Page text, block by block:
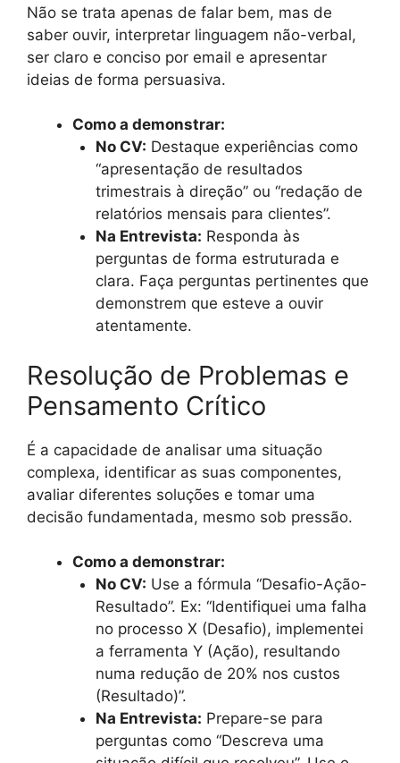
Não se trata apenas de falar bem, mas de
saber ouvir, interpretar linguagem não-verbal,
ser claro e conciso por email e apresentar
ideias de forma persuasiva.
Como a demonstrar:
No CV: Destaque experiências como
“apresentação de resultados
trimestrais à direção” ou “redação de
relatórios mensais para clientes”.
Na Entrevista: Responda às
perguntas de forma estruturada e
clara. Faça perguntas pertinentes que
demonstrem que esteve a ouvir
atentamente.
Resolução de Problemas e
Pensamento Crítico
É a capacidade de analisar uma situação
complexa, identificar as suas componentes,
avaliar diferentes soluções e tomar uma
decisão fundamentada, mesmo sob pressão.
Como a demonstrar:
No CV: Use a fórmula “Desafio-Ação-
Resultado”. Ex: “Identifiquei uma falha
no processo X (Desafio), implementei
a ferramenta Y (Ação), resultando
numa redução de 20% nos custos
(Resultado)”.
Na Entrevista: Prepare-se para
perguntas como “Descreva uma